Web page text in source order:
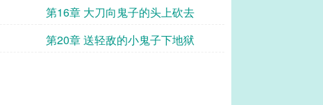
第16章 大刀向鬼子的头上砍去
第20章 送轻敌的小鬼子下地狱